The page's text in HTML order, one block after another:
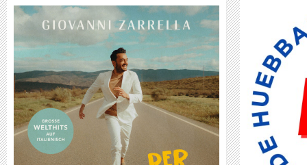
LAYLA REMIX-HIT KOMMT NACH BERN